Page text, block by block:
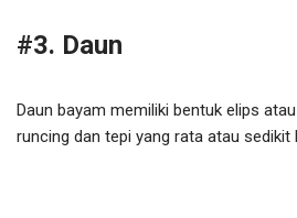
#3. Daun
Daun bayam memiliki bentuk elips
runcing dan tepi yang rata atau sedikit